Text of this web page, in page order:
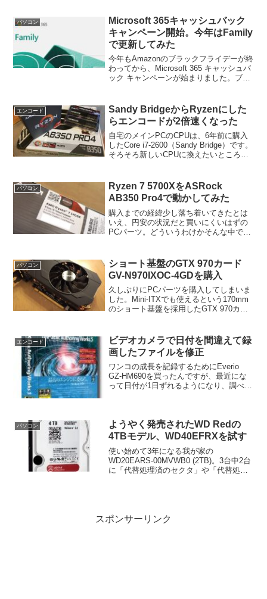
パソコン
Microsoft 365キャッシュバック
キャンペーン開始。今年はFamily
で更新してみた
今年もAmazonのブラックフライデーが終
わってから、Microsoft 365 キャッシュバ
ック キャンペーンが始まりました。ブラ
くなっていますし、...
エンコード
Sandy BridgeからRyzenにした
らエンコードが2倍速くなった
自宅のメインPCのCPUは、6年前に購入
したCore i7-2600（Sandy Bridge）です。
そろそろ新しいCPUに換えたいところな
チマー...
パソコン
Ryzen 7 5700XをASRock
AB350 Pro4で動かしてみた
購入までの経緯少し落ち着いてきたとは
いえ、円安の状況だと買いにくいはずの
PCパーツ。どういうわけかそんな中で、
Ryzen 7000シリーズが発売されたばかり
です...
パソコン
ショート基盤のGTX 970カード
GV-N970IXOC-4GDを購入
久しぶりにPCパーツを購入してしまいま
した。Mini-ITXでも使えるという170mm
のショート基盤を採用したGTX 970カー
で、あまり長...
エンコード
ビデオカメラで日付を間違えて録
画したファイルを修正
ワンコの成長を記録するためにEverio
GZ-HM690を買ったんですが、最近にな
って日付が1日ずれるようになり、調べて
け。こ...
パソコン
ようやく発売されたWD Redの
4TBモデル、WD40EFRXを試す
使い始めて3年になる我が家の
WD20EARS-00MVWB0 (2TB)。3台中2台
に「代替処理済のセクタ」や「代替処理
スポンサーリンク